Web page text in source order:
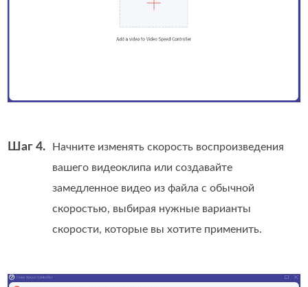
Шаг 4.
Начните изменять скорость воспроизведения
вашего видеоклипа или создавайте
замедленное видео из файла с обычной
скоростью, выбирая нужные варианты
скорости, которые вы хотите применить.